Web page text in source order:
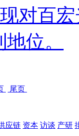
对百
位。
尾页
应链 资本 访谈 产研